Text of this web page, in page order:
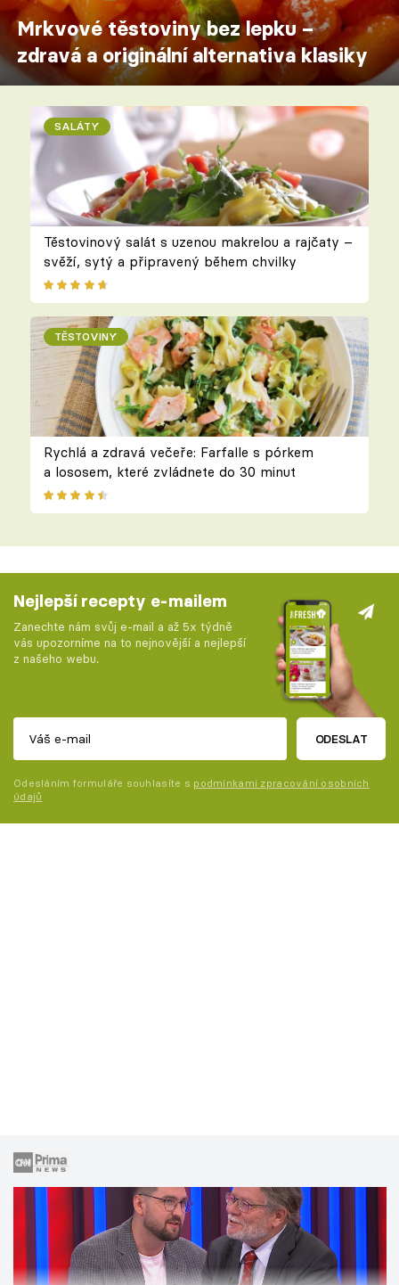
Mrkvové těstoviny bez lepku –
zdravá a originální alternativa klasiky
SALÁTY
Těstovinový salát s uzenou makrelou a rajčaty –
svěží, sytý a připravený během chvilky
TĚSTOVINY
Rychlá a zdravá večeře: Farfalle s pórkem
a lososem, které zvládnete do 30 minut
Nejlepší recepty e-mailem
Zanechte nám svůj e-mail a až 5x týdně
vás upozorníme na to nejnovější a nejlepší
z našeho webu.
ODESLAT
Odesláním formuláře souhlasíte s podmínkami zpracování osobních
údajů